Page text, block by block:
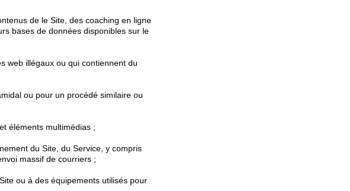
de le Site, des coaching en ligne
bases de données disponibles sur le
web illégaux ou qui contiennent du
ou pour un procédé similaire ou
éléments multimédias ;
du Site, du Service, y compris
massif de courriers ;
ou à des équipements utilisés pour